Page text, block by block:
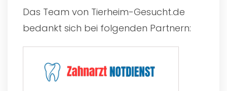
Das Team von Tierheim-Gesucht.de
bedankt sich bei folgenden Partnern: